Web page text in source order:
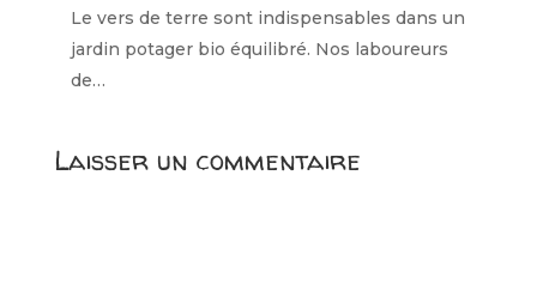
Le vers de terre sont indispensables dans un
jardin potager bio équilibré. Nos laboureurs
de…
Laisser un commentaire